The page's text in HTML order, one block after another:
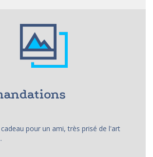
cadeau pour un ami, très prisé de l'art